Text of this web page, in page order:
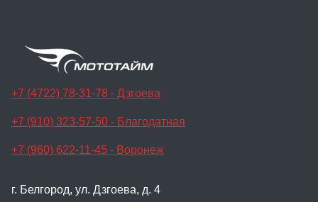
+7 (4722) 78-31-78 - Дзгоева
+7 (910) 323-57-50 - Благодатная
+7 (960) 622-11-45 - Воронеж
г. Белгород, ул. Дзгоева, д. 4